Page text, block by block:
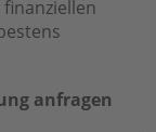
anfragen